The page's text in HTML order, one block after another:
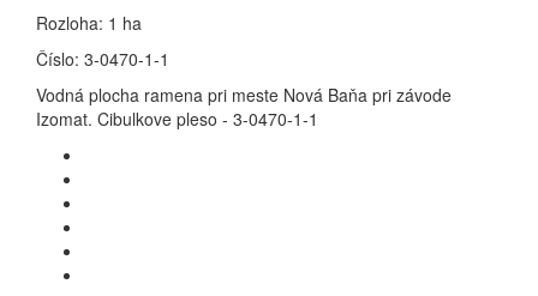
Rozloha: 1 ha
Číslo: 3-0470-1-1
Vodná plocha ramena pri meste Nová Baňa pri závode
Izomat. Cibulkove pleso - 3-0470-1-1